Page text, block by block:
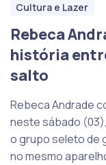
Cultura e Lazer
Rebeca
história
salto
Rebeca Andrade
neste sábado
o grupo seleto de
no mesmo